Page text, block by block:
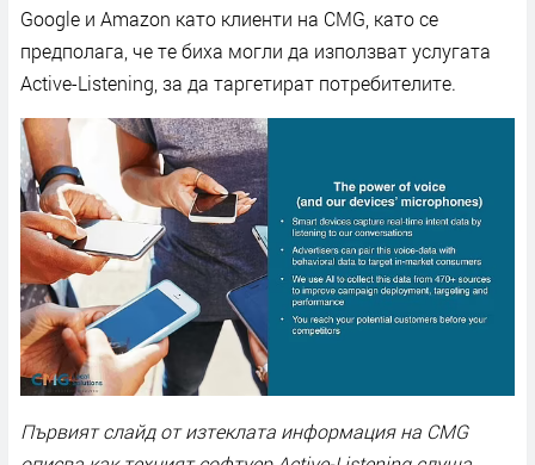
Google и Amazon като клиенти на CMG, като се
предполага, че те биха могли да използват услугата
Active-Listening, за да таргетират потребителите.
Първият слайд от изтеклата информация на CMG